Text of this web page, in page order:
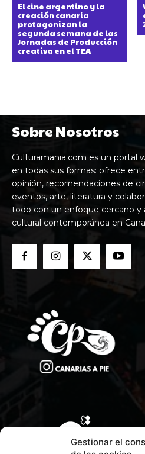
Gestionar el
El cine argentino y la
creación canaria
protagonizan la
segunda semana de las
Jornadas de Producción
creativa en el TEA
Sobre Nosotros
Culturamania.com es un portal
en todas sus formas: ofrece
opinión, recomendaciones de
eventos, arte, literatura y
todo con un enfoque cercano y
cultural contemporánea en